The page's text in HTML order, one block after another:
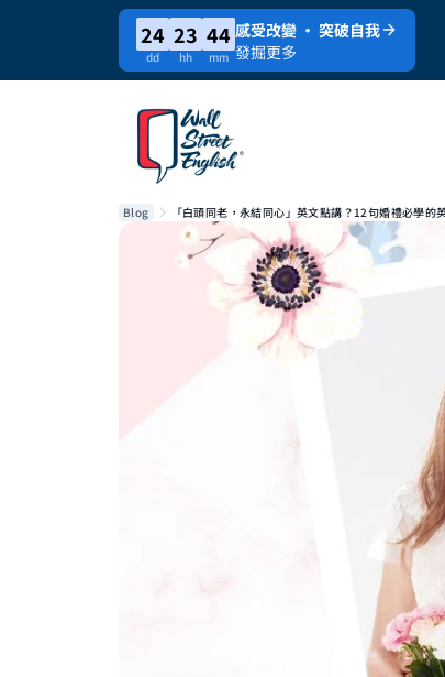
24
dd
23
hh
44
mm
感受改變 · 突破自我
發掘更多
Blog 「白頭同老，永結同心」英文點講？12句婚禮必學的